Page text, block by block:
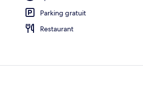
Parking gratuit
Restaurant